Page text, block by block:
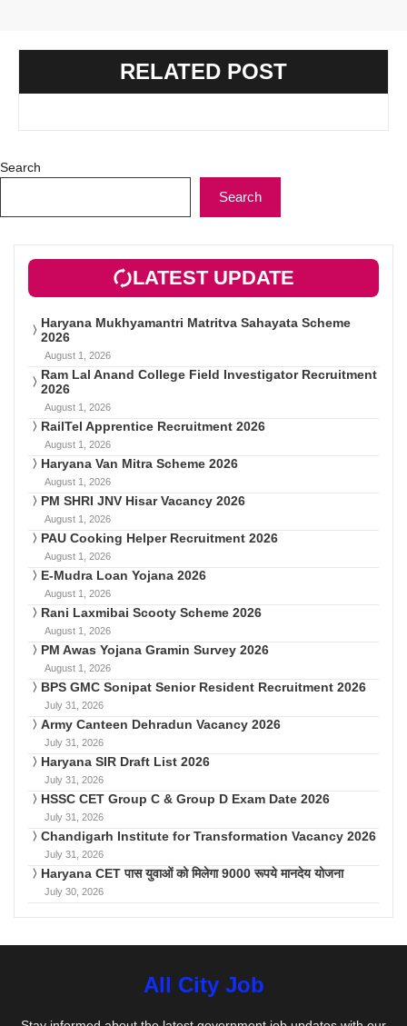
RELATED POST
Search
Search
LATEST UPDATE
Haryana Mukhyamantri Matritva Sahayata Scheme
2026
August 1, 2026
Ram Lal Anand College Field Investigator Recruitment
2026
August 1, 2026
RailTel Apprentice Recruitment 2026
August 1, 2026
Haryana Van Mitra Scheme 2026
August 1, 2026
PM SHRI JNV Hisar Vacancy 2026
August 1, 2026
PAU Cooking Helper Recruitment 2026
August 1, 2026
E-Mudra Loan Yojana 2026
August 1, 2026
Rani Laxmibai Scooty Scheme 2026
August 1, 2026
PM Awas Yojana Gramin Survey 2026
August 1, 2026
BPS GMC Sonipat Senior Resident Recruitment 2026
July 31, 2026
Army Canteen Dehradun Vacancy 2026
July 31, 2026
Haryana SIR Draft List 2026
July 31, 2026
HSSC CET Group C & Group D Exam Date 2026
July 31, 2026
Chandigarh Institute for Transformation Vacancy 2026
July 31, 2026
Haryana CET पास युवाओं को मिलेगा 9000 रूपये मानदेय योजना
July 30, 2026
All City Job